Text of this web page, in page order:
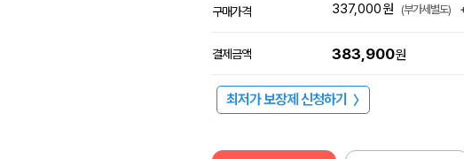
구매가격 337,000원 (부가세별도)
결제금액 383,900원
최저가 보장제 신청하기 〉